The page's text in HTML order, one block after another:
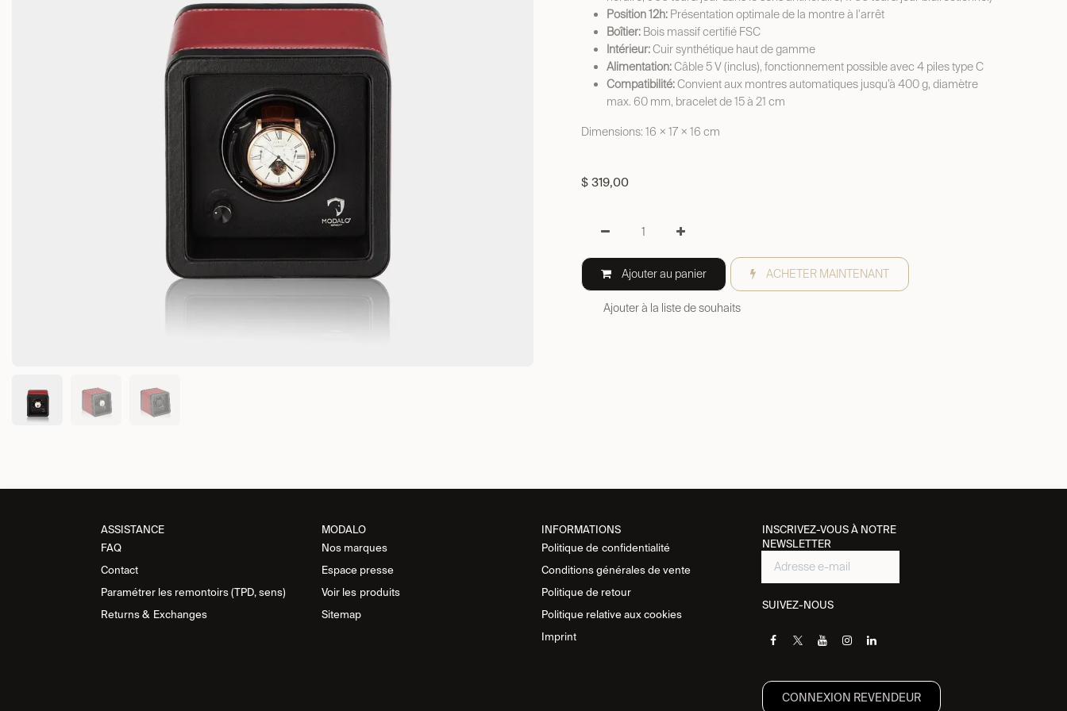
Position 12h: Présentation optimale de la montre à l'arrêt
Boîtier: Bois massif certifié FSC
Intérieur:Cuir synthétique haut de gamme
Alimentation:Câble 5 V (inclus), fonctionnement possible avec 4 piles type C
Compatibilité:Convient aux montres automatiques jusqu’à 400 g, diamètre
max. 60 mm, bracelet de 15 à 21 cm
Dimensions: 16 × 17 × 16 cm
$ 319,00
Ajouter au panier ACHETER MAINTENANT
Ajouter à la liste de souhaits
MODALO
Nos marques
Espace presse
Voir les produits
Sitemap
INSCRIVEZ-VOUS À NOTRE
NEWSLETTER
SUIVEZ-NOUS
ASSISTANCE​
FAQ
Contact
Paramétrer les remontoirs (TPD, sens)
Returns & Exchanges
INFORMATIONS
Politique de confidentialité
Conditions générales de vente
Politique de retour
Politique relative aux cookies
Imprint
CONNEXION REVENDEUR